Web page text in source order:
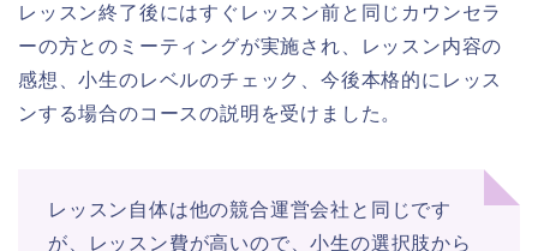
レッスン終了後にはすぐレッスン前と同じカウンセラ
ーの方とのミーティングが実施され、レッスン内容の
感想、小生のレベルのチェック、今後本格的にレッス
ンする場合のコースの説明を受けました。
レッスン自体は他の競合運営会社と同じです
が、レッスン費が高いので、小生の選択肢から